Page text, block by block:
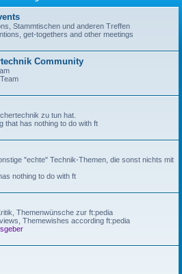
Stammtischen und anderen Treffen
get-togethers and other meetings
Community
zu tun hat.
that has nothing to do with ft
"echte" Technik-Themen, die sonst nichts mit
nothing to do with ft
Themenwünsche zur ft:pedia
Themewishes according ft:pedia